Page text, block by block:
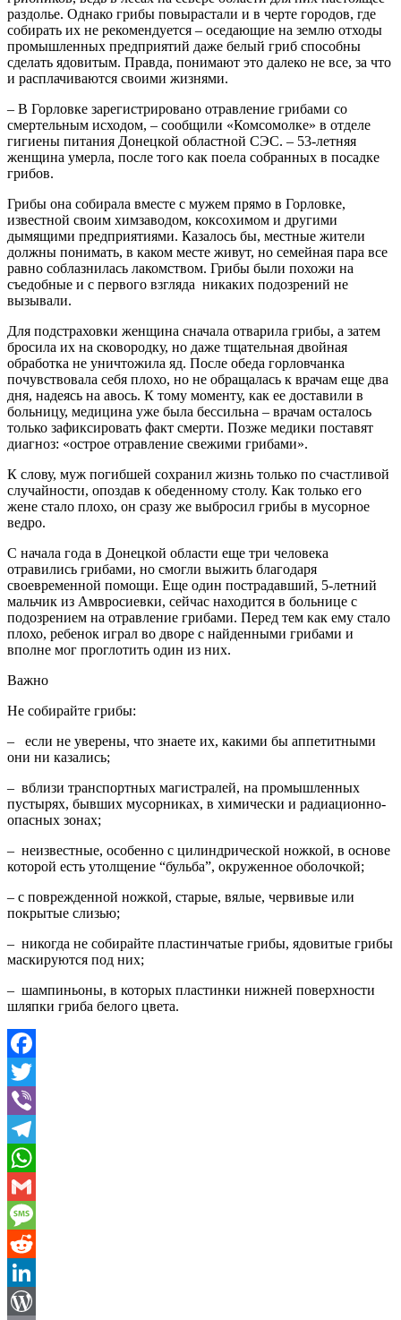
раздолье. Однако грибы повырастали и в черте городов, где
собирать их не рекомендуется – оседающие на землю отходы
промышленных предприятий даже белый гриб способны
сделать ядовитым. Правда, понимают это далеко не все, за что
и расплачиваются своими жизнями.
– В Горловке зарегистрировано отравление грибами со
смертельным исходом, – сообщили «Комсомолке» в отделе
гигиены питания Донецкой областной СЭС. – 53-летняя
женщина умерла, после того как поела собранных в посадке
грибов.
Грибы она собирала вместе с мужем прямо в Горловке,
известной своим химзаводом, коксохимом и другими
дымящими предприятиями. Казалось бы, местные жители
должны понимать, в каком месте живут, но семейная пара все
равно соблазнилась лакомством. Грибы были похожи на
съедобные и с первого взгляда никаких подозрений не
вызывали.
Для подстраховки женщина сначала отварила грибы, а затем
бросила их на сковородку, но даже тщательная двойная
обработка не уничтожила яд. После обеда горловчанка
почувствовала себя плохо, но не обращалась к врачам еще два
дня, надеясь на авось. К тому моменту, как ее доставили в
больницу, медицина уже была бессильна – врачам осталось
только зафиксировать факт смерти. Позже медики поставят
диагноз: «острое отравление свежими грибами».
К слову, муж погибшей сохранил жизнь только по счастливой
случайности, опоздав к обеденному столу. Как только его
жене стало плохо, он сразу же выбросил грибы в мусорное
ведро.
С начала года в Донецкой области еще три человека
отравились грибами, но смогли выжить благодаря
своевременной помощи. Еще один пострадавший, 5-летний
мальчик из Амвросиевки, сейчас находится в больнице с
подозрением на отравление грибами. Перед тем как ему стало
плохо, ребенок играл во дворе с найденными грибами и
вполне мог проглотить один из них.
Важно
Не собирайте грибы:
– если не уверены, что знаете их, какими бы аппетитными
они ни казались;
– вблизи транспортных магистралей, на промышленных
пустырях, бывших мусорниках, в химически и радиационно-
опасных зонах;
– неизвестные, особенно с цилиндрической ножкой, в основе
которой есть утолщение “бульба”, окруженное оболочкой;
– с поврежденной ножкой, старые, вялые, червивые или
покрытые слизью;
– никогда не собирайте пластинчатые грибы, ядовитые грибы
маскируются под них;
– шампиньоны, в которых пластинки нижней поверхности
шляпки гриба белого цвета.
Facebook
Twitter
Viber
Telegram
WhatsApp
Gmail
Message
Reddit
LinkedIn